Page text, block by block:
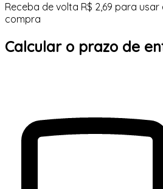
Receba de volta R$ 2,69 para
compra
Calcular o prazo de